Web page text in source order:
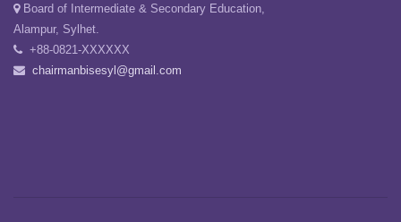
Board of Intermediate & Secondary Education,
Alampur, Sylhet.
+88-0821-XXXXXX
chairmanbisesyl@gmail.com